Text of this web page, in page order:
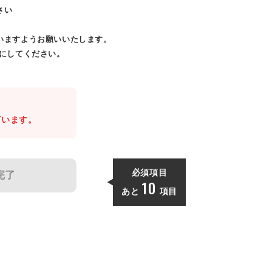
い
すようお願いいたします。
してください。
ます。
了 必須項目
あと 10 項目